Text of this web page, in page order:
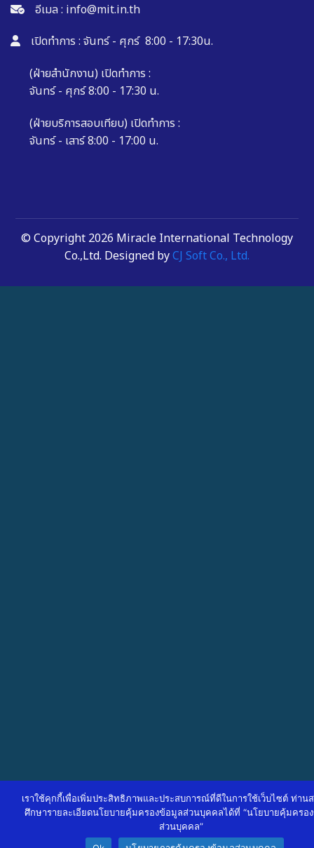
อีเมล : info@mit.in.th
เปิดทำการ : จันทร์ - ศุกร์ 8:00 - 17:30น.
(ฝ่ายสำนักงาน) เปิดทำการ :
จันทร์ - ศุกร์ 8:00 - 17:30 น.
(ฝ่ายบริการสอบเทียบ) เปิดทำการ :
จันทร์ - เสาร์ 8:00 - 17:00 น.
© Copyright 2026 Miracle International Technology
Co.,Ltd. Designed byCJ Soft Co., Ltd.
เราใช้คุกกี้เพื่อเพิ่มประสิทธิภาพและประสบการณ์ที่ดีในการใช้เว็บไซต์ ท่าน
ศึกษารายละเอียดนโยบายคุ้มครองข้อมูลส่วนบุคคลได้ที่ “นโยบายคุ้มครอ
ส่วนบุคคล”